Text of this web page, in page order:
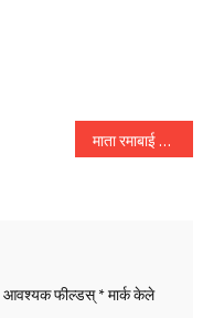
माता रमाबाई आंबेडकर व कामराज नगर झोपडपट्टीतील रहिवाशांचे स्वतःच्या घरांत राहण्याचे स्वप्न दोन वर्षात पूर्ण होणार – मुख्यमंत्री देवेंद्र फडणवीस
आवश्यक फील्डस्*मार्क केले